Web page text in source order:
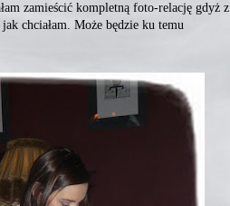
zamieścić kompletną foto-relację gdyż z
chciałam. Może będzie ku temu